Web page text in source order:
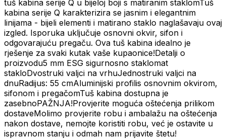
tuš kabina serije Q u bijeloj boji s matiranim staklomTuš
kabina serije Q karakterizira se jasnim i elegantnim
linijama - bijeli elementi i matirano staklo naglašavaju ovaj
izgled. Isporuka uključuje osnovni okvir, sifon i
odgovarajuću pregaču. Ova tuš kabina idealno je
rješenje za svaki kutak vaše kupaonice!Detalji o
proizvodu5 mm ESG sigurnosno staklomat
stakloDvostruki valjci na vrhuJednostruki valjci na
dnuRadijus: 55 cmAluminijski profilis osnovnim okvirom,
sifonom i pregačomTuš kabina dostupna je
zasebnoPAŽNJA!Provjerite moguća oštećenja prilikom
dostaveMolimo provjerite robu i ambalažu na oštećenja
nakon dostave, nemojte koristiti robu, već je ostavite u
ispravnom stanju i odmah nam prijavite štetu!